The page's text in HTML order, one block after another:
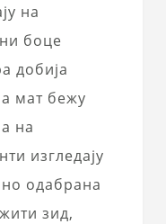
на
боце
добија
мат бежу
на
изгледају
одабрана
зид,